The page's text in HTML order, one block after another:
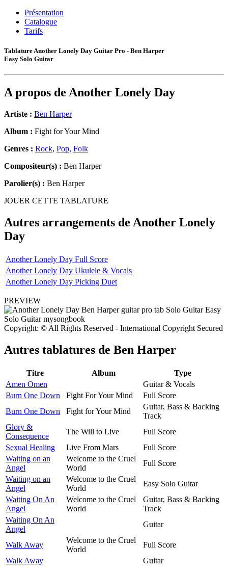
Présentation
Catalogue
Tarifs
Tablature Another Lonely Day Guitar Pro - Ben Harper
Easy Solo Guitar
A propos de Another Lonely Day
Artiste : Ben Harper
Album : Fight for Your Mind
Genres : Rock, Pop, Folk
Compositeur(s) : Ben Harper
Parolier(s) : Ben Harper
JOUER CETTE TABLATURE
Autres arrangements de Another Lonely
Day
Another Lonely Day Full Score
Another Lonely Day Ukulele & Vocals
Another Lonely Day Picking Duet
PREVIEW
Copyright: © All Rights Reserved - International Copyright Secured
Autres tablatures de Ben Harper
Titre Album
Type
Amen Omen
Guitar & Vocals
Burn One Down
Fight For Your Mind
Full Score
Burn One Down
Fight for Your Mind
Guitar, Bass & Backing
Track
Glory &
Consequence
The Will to Live
Full Score
Sexual Healing
Live From Mars
Full Score
Waiting on an
Angel
Welcome to the Cruel
World
Full Score
Waiting on an
Angel
Welcome to the Cruel
World
Easy Solo Guitar
Waiting On An
Angel
Welcome to the Cruel
World
Guitar, Bass & Backing
Track
Waiting On An
Angel
Guitar
Walk Away
Welcome to the Cruel
World
Full Score
Walk Away
Guitar